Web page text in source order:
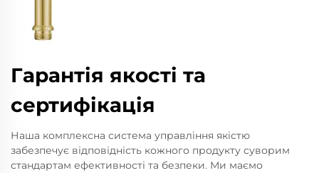
Гарантія якості та
сертифікація
Наша комплексна система управління якістю
забезпечує відповідність кожного продукту суворим
стандартам ефективності та безпеки. Ми маємо